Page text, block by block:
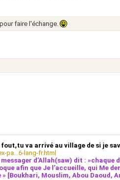
faire l'échange.
va arrivé au village de si je
pa...6-lang-fr.html
d’Allah(saw) dit : »chaque
afin que Je l’accueille, qui Me
[Boukhari, Mouslim, Abou Daoud,